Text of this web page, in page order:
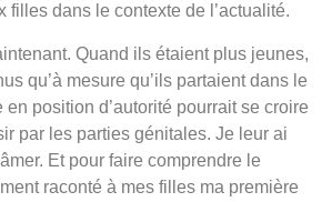
filles dans le contexte de l’actualité.
Quand ils étaient plus jeunes,
qu’à mesure qu’ils partaient dans le
en position d’autorité pourrait se croire
par les parties génitales. Je leur ai
Et pour faire comprendre le
raconté à mes filles ma première